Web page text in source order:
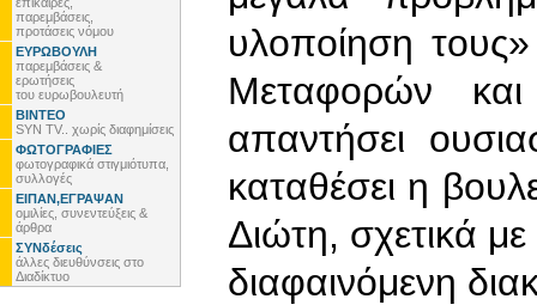
παρεμβάσεις,
προτάσεις νόμου
ΕΥΡΩΒΟΥΛΗ
παρεμβάσεις &
ερωτήσεις
του ευρωβουλευτή
ΒΙΝΤΕΟ
SYN TV.. χωρίς διαφημίσεις
ΦΩΤΟΓΡΑΦΙΕΣ
φωτογραφικά στιγμιότυπα,
συλλογές
ΕΙΠΑΝ,ΕΓΡΑΨΑΝ
ομιλίες, συνεντεύξεις &
άρθρα
ΣΥΝδέσεις
άλλες διευθύνσεις στο
Διαδίκτυο
υλοποίηση
Μεταφορών
απαντήσει
καταθέσει η
Διώτη, σχετικά
διαφαινόμενη